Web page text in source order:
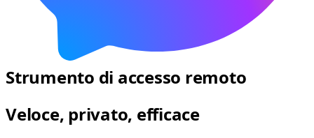
Strumento di accesso remoto
Veloce, privato, efficace